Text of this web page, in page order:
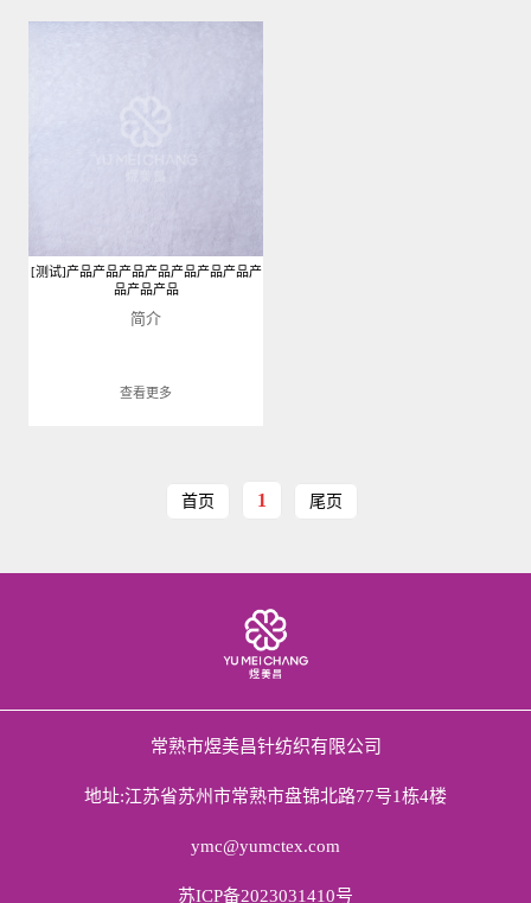
[测试]产品产品产品产品产品产品产品产
品产品产品
简介
查看更多
首页 1 尾页
常熟市煜美昌针纺织有限公司
地址:江苏省苏州市常熟市盘锦北路77号1栋4楼
ymc@yumctex.com
苏ICP备2023031410号